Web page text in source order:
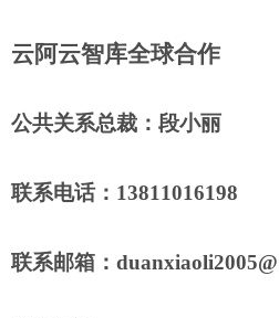
云阿云智库全球合作
公共关系总裁：段小丽
联系电话：13811016198
联系邮箱：